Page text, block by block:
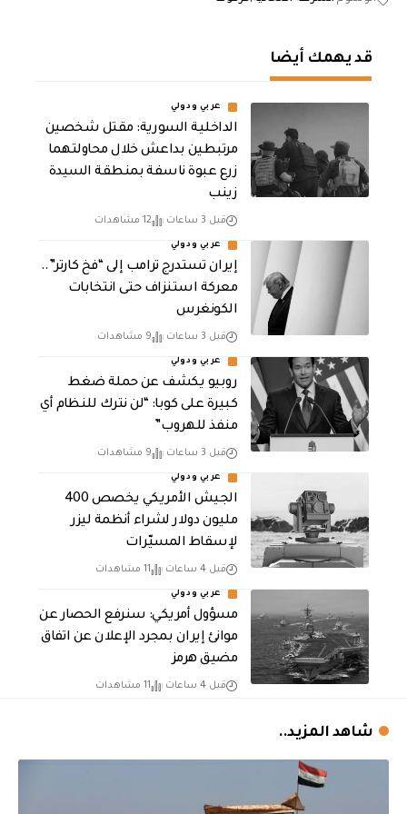
قد يهمك أيضا
عربي ودولي
الداخلية السورية: مقتل شخصين
مرتبطين بداعش خلال محاولتهما
زرع عبوة ناسفة بمنطقة السيدة
زينب
قبل 3 ساعات 12 مشاهدات
عربي ودولي
إيران تستدرج ترامب إلى “فخ كارتر”..
معركة استنزاف حتى انتخابات
الكونغرس
قبل 3 ساعات 9 مشاهدات
عربي ودولي
روبيو يكشف عن حملة ضغط
كبيرة على كوبا: “لن نترك للنظام أي
منفذ للهروب”
قبل 3 ساعات 9 مشاهدات
عربي ودولي
الجيش الأمريكي يخصص 400
مليون دولار لشراء أنظمة ليزر
لإسقاط المسيّرات
قبل 4 ساعات 11 مشاهدات
عربي ودولي
مسؤول أمريكي: سنرفع الحصار عن
موانئ إيران بمجرد الإعلان عن اتفاق
مضيق هرمز
قبل 4 ساعات 11 مشاهدات
شاهد المزيد..